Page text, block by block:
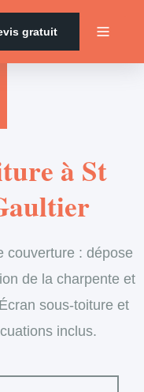
gratuit
à St
couverture : dépose
de la charpente et
sous-toiture et
inclus.